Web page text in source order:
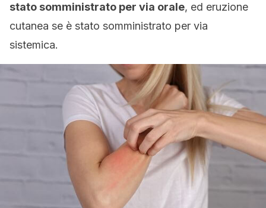
stato somministrato per via orale, ed eruzione
cutanea se è stato somministrato per via
sistemica.